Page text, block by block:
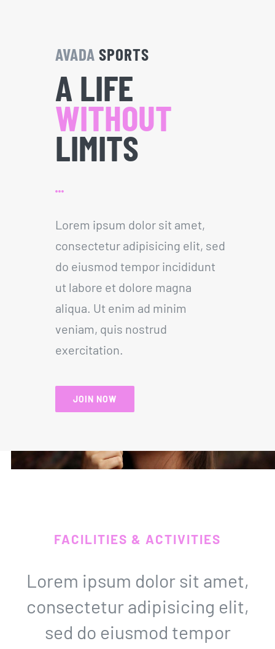
AVADA SPORTS
A LIFE
WITHOUT
LIMITS
Lorem ipsum dolor sit amet,
consectetur adipisicing elit, sed
do eiusmod tempor incididunt
ut labore et dolore magna
aliqua. Ut enim ad minim
veniam, quis nostrud
exercitation.
JOIN NOW
FACILITIES & ACTIVITIES
Lorem ipsum dolor sit amet,
consectetur adipisicing elit,
sed do eiusmod tempor